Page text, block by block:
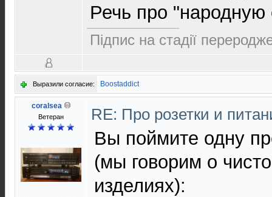
Речь про "народную
Підпис на стадії
Выразили согласие: Boostaddict
coralsea
Ветеран RE: Про розетки и
Вы поймите одну
(мы говорим о
изделиях):